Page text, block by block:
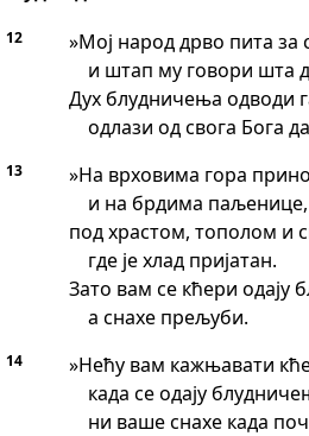
12
»Мој народ дрво пита за
и штап му говори шта
Дух блудничења одводи
одлази од свога Бога
13
»На врховима гора
и на брдима паљенице,
под храстом, тополом и
где је хлад пријатан.
Зато вам се кћери одају
а снахе прељуби.
14
»Нећу вам кажњавати
када се одају
ни ваше снахе када